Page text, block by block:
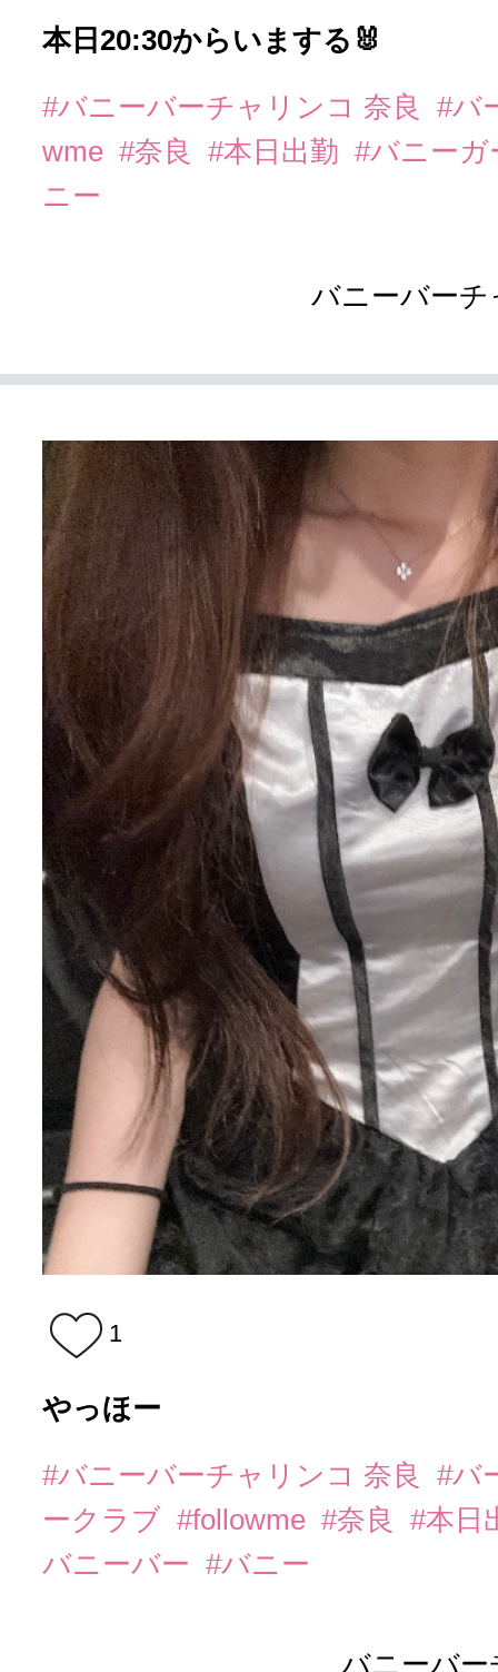
本日20:30からいまする🐰
#バニーバーチャリンコ 奈良
#バ
wme #奈良 #本日出勤 #バニー
ニー
バニーバー
1
やっほー
#バニーバーチャリンコ 奈良
#バ
ークラブ #followme #奈良
#本日
バニーバー #バニー
バニーバ